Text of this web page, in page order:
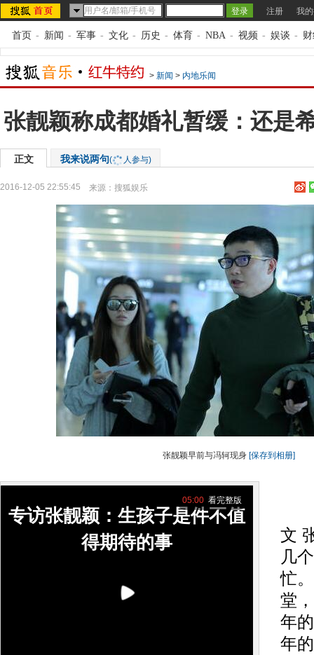
注册 我
首页 - 新闻 - 军事 - 文化 - 历史 - 体育 - NBA - 视频 - 娱谈 -
> 新闻 > 内地乐闻
张靓颖称成都婚礼暂缓：还是
正文 我来说两句( 人参与)
2016-12-05 22:55:45 来源： 搜狐娱乐
张靓颖早前与冯轲现身 [保存到相册]
专访张靓颖：生孩子是件不值
得期待的事
05:00 看完整版
文
几
忙
堂
年
年